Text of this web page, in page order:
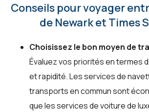
Conseils pour voyager
de Newark et Times
Choisissez le bon moyen de
Évaluez vos priorités en termes
et rapidité. Les services de
transports en commun sont
que les services de voiture de